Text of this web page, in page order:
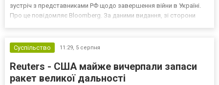
зустріч з представниками РФ щодо завершення війни в Україні.
Про це повідомляє Bloomberg. За даними видання, зі сторони
Суспільство
11:29, 5 серпня
Reuters - США майже вичерпали запаси
ракет великої дальності